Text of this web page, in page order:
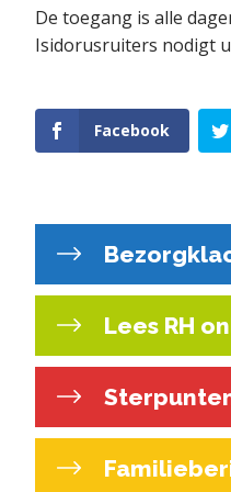
De toegang is alle
Isidorusruiters nodigt
Facebook
Lees RH